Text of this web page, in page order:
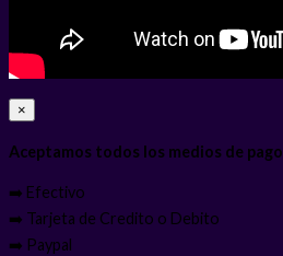
×
Aceptamos todos los medios de pago
➡️ Efectivo
➡️ Tarjeta de Credito o Debito
➡️ Paypal